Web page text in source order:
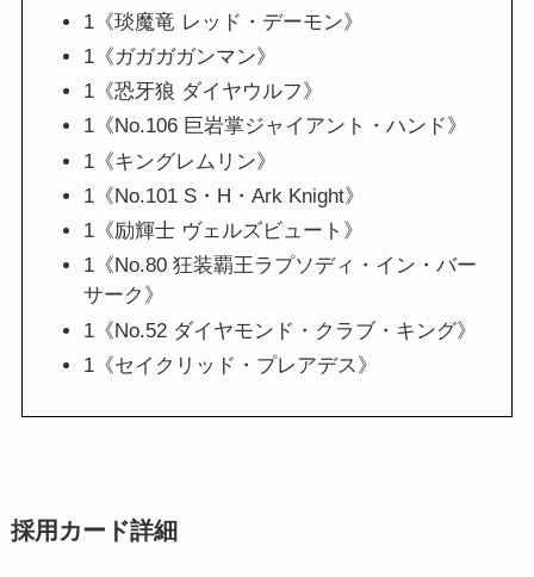
1《琰魔竜 レッド・デーモン》
1《ガガガガンマン》
1《恐牙狼 ダイヤウルフ》
1《No.106 巨岩掌ジャイアント・ハンド》
1《キングレムリン》
1《No.101 S・H・Ark Knight》
1《励輝士 ヴェルズビュート》
1《No.80 狂装覇王ラプソディ・イン・バー
サーク》
1《No.52 ダイヤモンド・クラブ・キング》
1《セイクリッド・プレアデス》
採用カード詳細